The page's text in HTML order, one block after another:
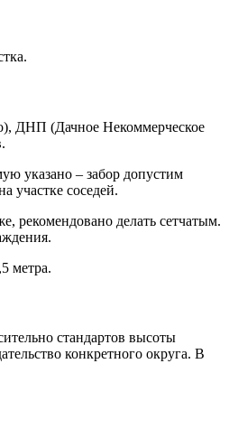
ДНП (Дачное Некоммерческое
указано – забор допустим
участке соседей.
рекомендовано делать сетчатым.
метра.
стандартов высоты
конкретного округа. В